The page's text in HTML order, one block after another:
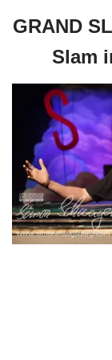
springen
GRAND
Slam